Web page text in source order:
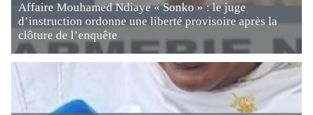
Affaire Mouhamed Ndiaye « Sonko » : le juge
d’instruction ordonne une liberté provisoire après la
clôture de l’enquête